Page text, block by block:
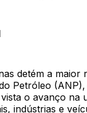
detém a maior
Petróleo
o avanço na
indústrias e